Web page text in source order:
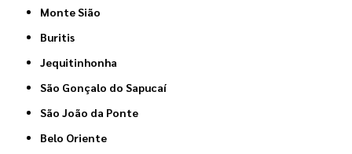
Monte Sião
Buritis
Jequitinhonha
São Gonçalo do Sapucaí
São João da Ponte
Belo Oriente